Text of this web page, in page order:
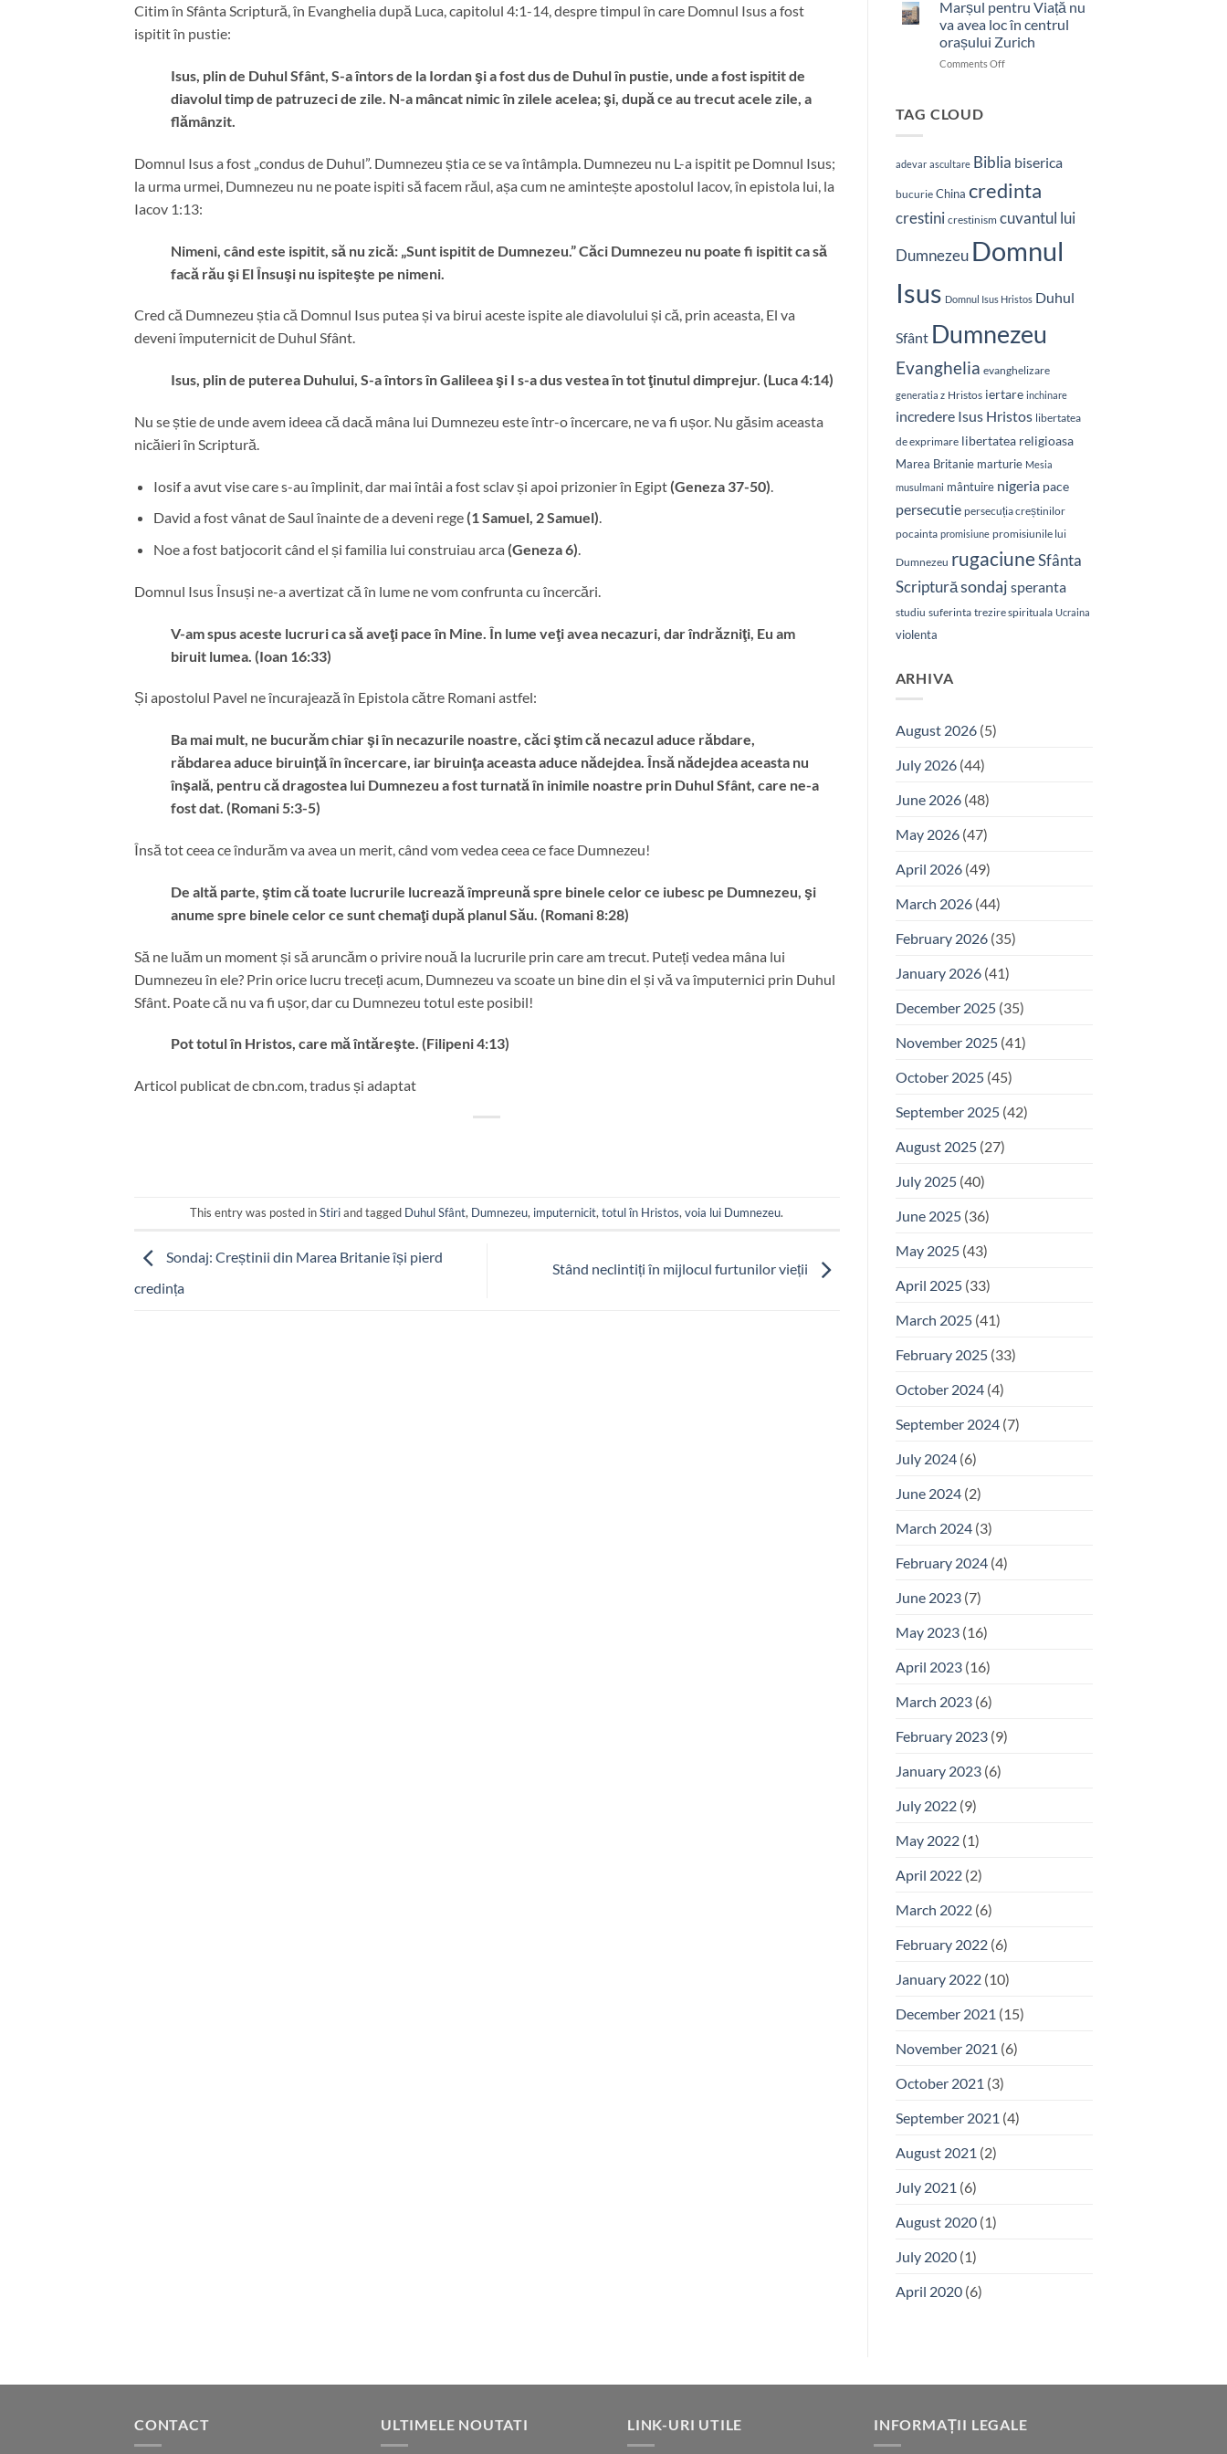
Citim în Sfânta Scriptură, în Evanghelia după Luca, capitolul 4:1-14, despre timpul în care Domnul Isus a fost
ispitit în pustie:
Isus, plin de Duhul Sfânt, S-a întors de la Iordan şi a fost dus de Duhul în pustie, unde a fost ispitit de
diavolul timp de patruzeci de zile. N-a mâncat nimic în zilele acelea; şi, după ce au trecut acele zile, a
flămânzit.
Domnul Isus a fost „condus de Duhul”. Dumnezeu știa ce se va întâmpla. Dumnezeu nu L-a ispitit pe Domnul Isus;
la urma urmei, Dumnezeu nu ne poate ispiti să facem răul, așa cum ne amintește apostolul Iacov, în epistola lui, la
Iacov 1:13:
Nimeni, când este ispitit, să nu zică: „Sunt ispitit de Dumnezeu.” Căci Dumnezeu nu poate fi ispitit ca să
facă rău şi El Însuşi nu ispiteşte pe nimeni.
Cred că Dumnezeu știa că Domnul Isus putea și va birui aceste ispite ale diavolului și că, prin aceasta, El va
deveni împuternicit de Duhul Sfânt.
Isus, plin de puterea Duhului, S-a întors în Galileea şi I s-a dus vestea în tot ţinutul dimprejur. (Luca 4:14)
Nu se știe de unde avem ideea că dacă mâna lui Dumnezeu este într-o încercare, ne va fi ușor. Nu găsim aceasta
nicăieri în Scriptură.
Iosif a avut vise care s-au împlinit, dar mai întâi a fost sclav și apoi prizonier în Egipt (Geneza 37-50)
David a fost vânat de Saul înainte de a deveni rege (1 Samuel, 2 Samuel).
Noe a fost batjocorit când el și familia lui construiau arca (Geneza 6).
Domnul Isus Însuși ne-a avertizat că în lume ne vom confrunta cu încercări.
V-am spus aceste lucruri ca să aveţi pace în Mine. În lume veţi avea necazuri, dar îndrăzniţi, Eu am
biruit lumea. (Ioan 16:33)
Și apostolul Pavel ne încurajează în Epistola către Romani astfel:
Ba mai mult, ne bucurăm chiar şi în necazurile noastre, căci ştim că necazul aduce răbdare,
răbdarea aduce biruinţă în încercare, iar biruinţa aceasta aduce nădejdea. Însă nădejdea aceasta nu
înşală, pentru că dragostea lui Dumnezeu a fost turnată în inimile noastre prin Duhul Sfânt, care ne-a
fost dat. (Romani 5:3-5)
Însă tot ceea ce îndurăm va avea un merit, când vom vedea ceea ce face Dumnezeu!
De altă parte, ştim că toate lucrurile lucrează împreună spre binele celor ce iubesc pe Dumnezeu, şi
anume spre binele celor ce sunt chemaţi după planul Său. (Romani 8:28)
Să ne luăm un moment și să aruncăm o privire nouă la lucrurile prin care am trecut. Puteți vedea mâna lui
Dumnezeu în ele? Prin orice lucru treceți acum, Dumnezeu va scoate un bine din el și vă va împuternici prin Duhul
Sfânt. Poate că nu va fi ușor, dar cu Dumnezeu totul este posibil!
Pot totul în Hristos, care mă întăreşte. (Filipeni 4:13)
Articol publicat de cbn.com, tradus și adaptat
This entry was posted inStiriand tagged Duhul Sfânt, Dumnezeu, imputernicit,totul în Hristos,voia lui Dumnezeu.
Sondaj: Creștinii din Marea Britanie își pierd
credința
Stând neclintiți în mijlocul furtunilor vieții
brutalitate
în
Nepal:
pe
Marșul pentru Viață nu
va avea loc în centrul
orașului Zurich
Comments Offon
avea
loc
în
orașului
TAG CLOUD
adevar ascultare Biblia biserica
bucurie China credinta
crestini crestinism cuvantul lui
Dumnezeu Domnul
Isus Domnul Isus Hristos Duhul
Sfânt Dumnezeu
Evanghelia evanghelizare
generatia z Hristos iertare inchinare
incredere Isus Hristos libertatea
de exprimare libertatea religioasa
Marea Britanie marturie Mesia
musulmani mântuire nigeria pace
persecutie persecuția creștinilor
pocainta promisiune promisiunile lui
Dumnezeu rugaciuneSfânta
Scripturăsondaj speranta
studiu suferinta trezire spirituala Ucraina
violenta
ARHIVA
August 2026(5)
July 2026(44)
June 2026(48)
May 2026(47)
April 2026(49)
March 2026(44)
February 2026(35)
January 2026(41)
December 2025(35)
November 2025(41)
October 2025(45)
September 2025(42)
August 2025(27)
July 2025(40)
June 2025(36)
May 2025(43)
April 2025(33)
March 2025(41)
February 2025(33)
October 2024(4)
September 2024(7)
July 2024(6)
June 2024(2)
March 2024(3)
February 2024(4)
June 2023(7)
May 2023(16)
April 2023(16)
March 2023(6)
February 2023(9)
January 2023(6)
July 2022(9)
May 2022(1)
April 2022(2)
March 2022(6)
February 2022(6)
January 2022(10)
December 2021 (15)
November 2021 (6)
October 2021 (3)
September 2021 (4)
August 2021 (2)
July 2021 (6)
August 2020(1)
July 2020(1)
April 2020(6)
CONTACT ULTIMELE NOUTATI LINK-URI UTILE INFORMAȚII LEGALE